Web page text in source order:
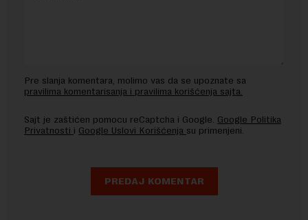
Pre slanja komentara, molimo vas da se upoznate sa
pravilima komentarisanja i pravilima korišćenja sajta.
Sajt je zaštićen pomocu reCaptcha i Google. Google Politika
Privatnosti i Google Uslovi Korišćenja su primenjeni.